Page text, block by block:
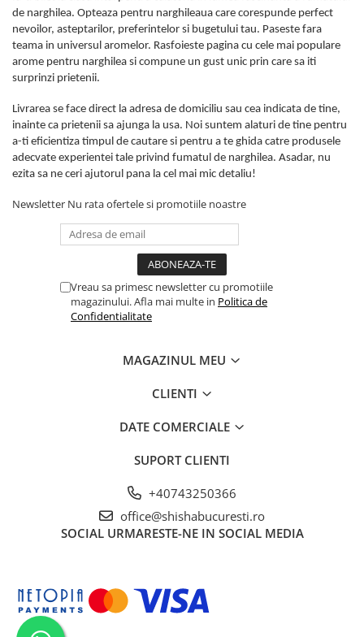
de narghilea. Opteaza pentru narghileaua care corespunde perfect
nevoilor, asteptarilor, preferintelor si bugetului tau. Paseste fara
teama in universul aromelor. Rasfoieste pagina cu cele mai populare
arome pentru narghilea si compune un gust unic prin care sa iti
surprinzi prietenii.
Livrarea se face direct la adresa de domiciliu sau cea indicata de tine,
inainte ca prietenii sa ajunga la usa. Noi suntem alaturi de tine pentru
a-ti eficientiza timpul de cautare si pentru a te ghida catre produsele
adecvate experientei tale privind fumatul de narghilea. Asadar, nu
ezita sa ne ceri ajutorul pana la cel mai mic detaliu!
Newsletter Nu rata ofertele si promotiile noastre
Vreau sa primesc newsletter cu promotiile
magazinului. Afla mai multe in Politica de
Confidentialitate
MAGAZINUL MEU
CLIENTI
DATE COMERCIALE
SUPORT CLIENTI
+40743250366
office@shishabucuresti.ro
SOCIAL URMARESTE-NE IN SOCIAL MEDIA